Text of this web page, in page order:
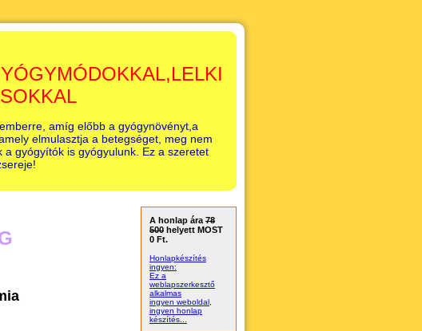
amíg előbb a gyógynövényt,a
elmulasztja a betegséget, meg nem
gyógyítók is gyógyulunk. Ez a szeretet
A honlap ára 78
500 helyett MOST
0 Ft.
Honlapkészítés
ingyen:
Ez a
weblapszerkesztő
alkalmas
ingyen weboldal,
ingyen honlap
készítés...